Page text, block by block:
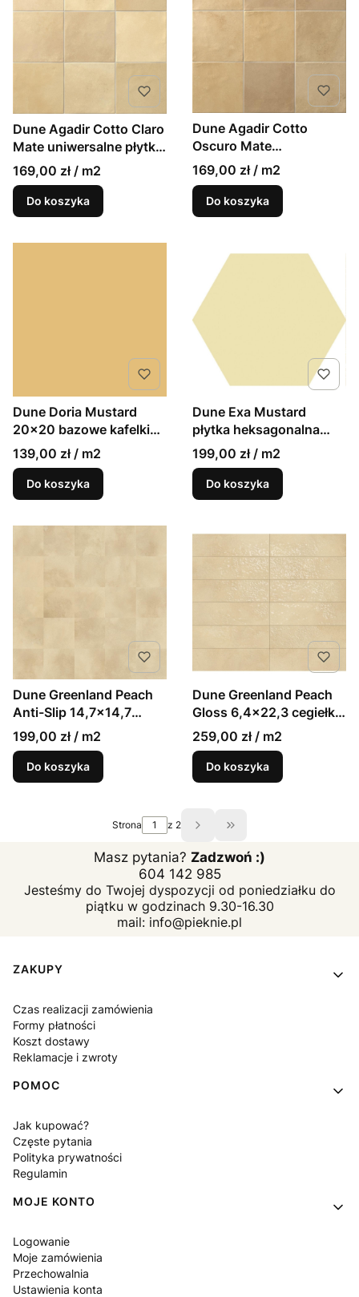
Dune Agadir Cotto Claro
Mate uniwersalne płytki
kafelki 14,7x14,7 mat
169,00 zł / m2
Do koszyka
Dune Agadir Cotto
Oscuro Mate
uniwersalne płytki
kafelki 14,7x14,7 mat
169,00 zł / m2
Do koszyka
Dune Doria Mustard
20x20 bazowe kafelki
musztardowe
139,00 zł / m2
Do koszyka
Dune Exa Mustard
płytka heksagonalna
15x17 plaster miodu
199,00 zł / m2
Do koszyka
Dune Greenland Peach
Anti-Slip 14,7x14,7
antypoślizgowe kafelki
199,00 zł / m2
Do koszyka
Dune Greenland Peach
Gloss 6,4x22,3 cegiełki
ścienne połysk
259,00 zł / m2
Do koszyka
Strona z 2 Przejdź do ostatniej
Masz pytania? Zadzwoń :)
604 142 985
Jesteśmy do Twojej dyspozycji od poniedziałku do
piątku w godzinach 9.30-16.30
mail: info@pieknie.pl
Linki w stopce
ZAKUPY
Czas realizacji zamówienia
Formy płatności
Koszt dostawy
Reklamacje i zwroty
POMOC
Jak kupować?
Częste pytania
Polityka prywatności
Regulamin
MOJE KONTO
Logowanie
Moje zamówienia
Przechowalnia
Ustawienia konta